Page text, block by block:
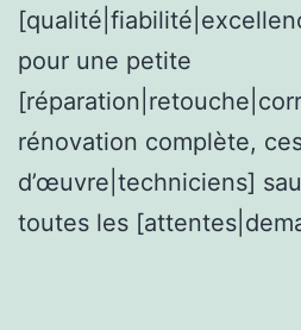
pour une petite
rénovation complète,
d’œuvre|techniciens]
toutes les